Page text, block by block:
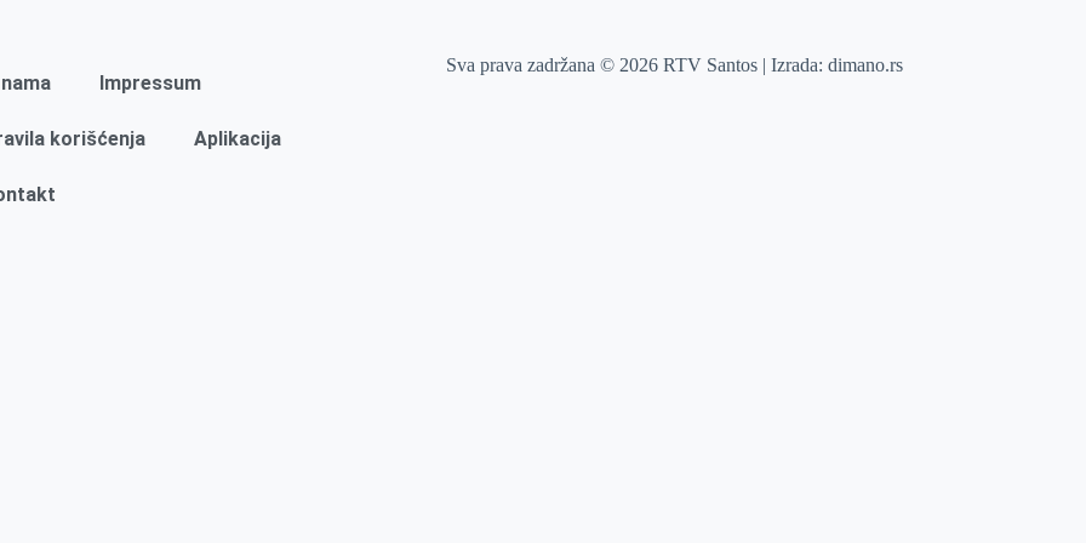
Impressum
korišćenja Aplikacija
Sva prava zadržana © 2026 RTV Santos | Izrada:dimano.rs